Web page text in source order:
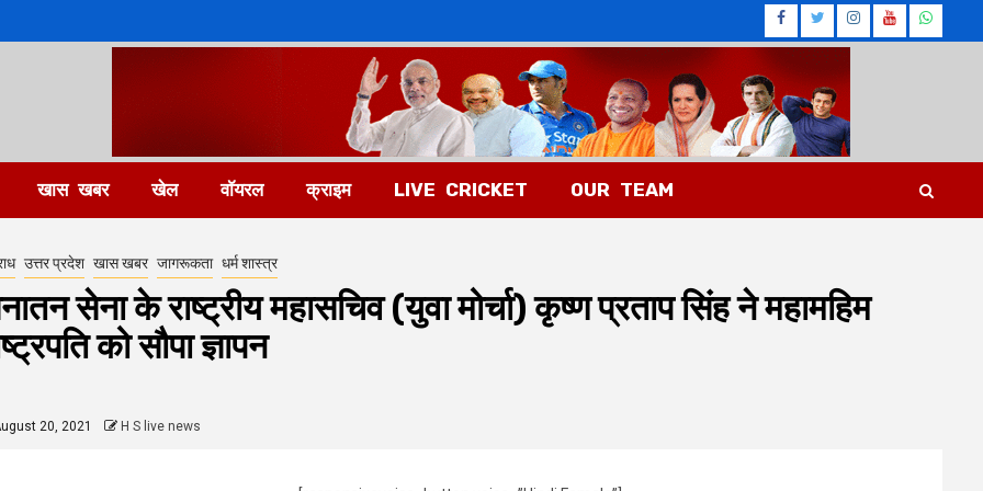
Facebook
Twitter
Instagram
खास खबर खेल वॉयरल क्राइम LIVE CRICKET OUR TEAM
उत्तर प्रदेश खास खबर जागरूकता धर्म शास्त्र
सेना के राष्ट्रीय महासचिव (युवा मोर्चा) कृष्ण प्रताप सिंह ने महामहिम
को सौपा ज्ञापन
20, 2021 H S live news